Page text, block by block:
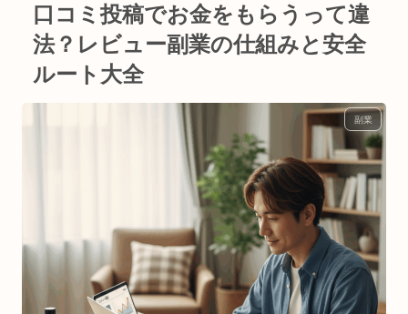
口コミ投稿でお金をもらうって違
法？レビュー副業の仕組みと安全
ルート大全
副業